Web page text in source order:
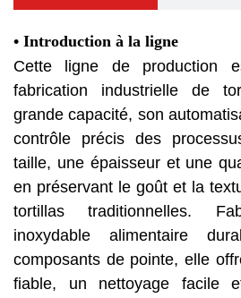
• Introduction à la ligne
Cette ligne de production
fabrication industrielle de
grande capacité, son
contrôle précis des
taille, une épaisseur et une
en préservant le goût et la
tortillas traditionnelles.
inoxydable alimentaire
composants de pointe, elle
fiable, un nettoyage facile